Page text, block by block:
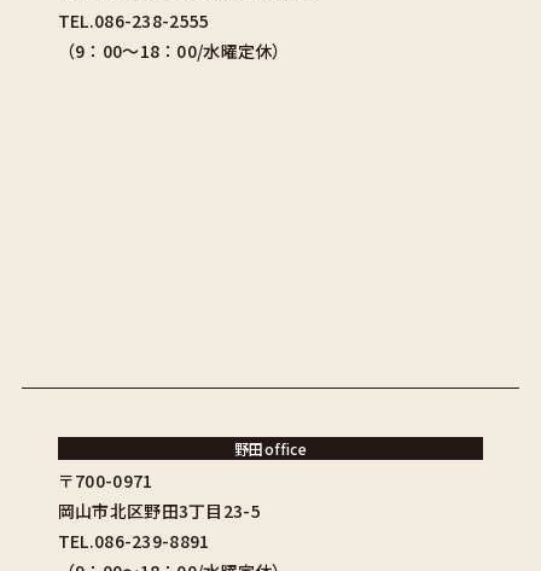
TEL.086-238-2555
（9：00〜18：00/水曜定休）
野田office
〒700-0971
岡山市北区野田3丁目23-5
TEL.086-239-8891